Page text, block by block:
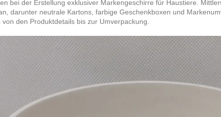
bei der Erstellung exklusiver Markengeschirre für Haustiere.
darunter neutrale Kartons, farbige Geschenkboxen und
den Produktdetails bis zur Umverpackung.